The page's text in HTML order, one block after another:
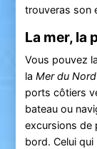
trouveras son
La mer, la
Vous pouvez
la Mer du Nord
ports côtiers
bateau ou
excursions de
bord. Celui